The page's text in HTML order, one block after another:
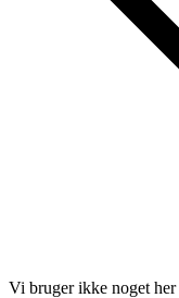
Vi bruger ikke noget her